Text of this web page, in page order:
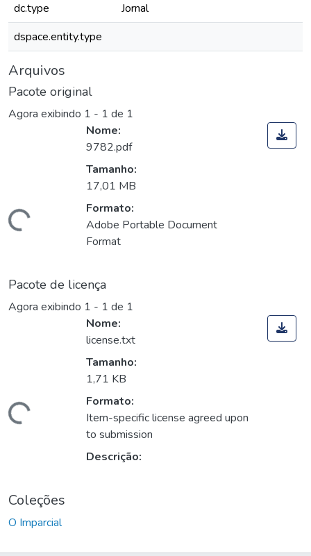
dc.type
Jornal
dspace.entity.type
Arquivos
Pacote original
Agora exibindo 1 - 1 de 1
Carregando...
Nome:
9782.pdf
Tamanho:
17,01 MB
Formato:
Adobe Portable Document
Format
Pacote de licença
Agora exibindo 1 - 1 de 1
Carregando...
Nome:
license.txt
Tamanho:
1,71 KB
Formato:
Item-specific license agreed upon
to submission
Descrição:
Coleções
O Imparcial